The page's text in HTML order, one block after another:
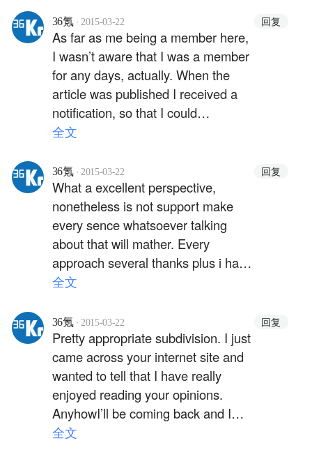
36氪 · 2015-03-22 回复
As far as me being a member here,
I wasn’t aware that I was a member
for any days, actually. When the
article was published I received a
notification, so that I could
participate in the discussion of the
stumbuling upon this post. But we’re
certainly all members inside the
world of tips. <a
href="http://www.gravura-laser.com"
rel="nofollow">gravura</a>
全文
36氪 · 2015-03-22 回复
What a excellent perspective,
nonetheless is not support make
every sence whatsoever talking
about that will mather. Every
approach several thanks plus i had
endeavor to discuss your personal
nonetheless it's apparently issues
using your websites are you able to
please recheck the item. with thanks
once again. <a
href="http://www.gravura-laser.com"
rel="nofollow">gravura dex</a>
全文
36氪 · 2015-03-22 回复
Pretty appropriate subdivision. I just
came across your internet site and
wanted to tell that I have really
enjoyed reading your opinions.
AnyhowI’ll be coming back and I
hope you post once again soon. <a
全文